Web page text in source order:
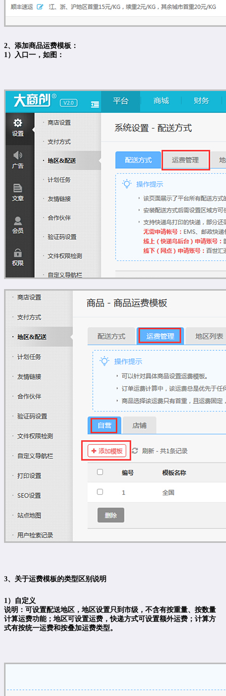
2、添加商品运费模板：
1）入口一，如图：
3、关于运费模板的类型区别说明
1）自定义
说明：可设置配送地区，地区设置只到市级，不含有按重量、按数量
计算运费功能；地区可设置运费，快递方式可设置额外运费；计算方
式有按统一运费和按叠加运费类型。